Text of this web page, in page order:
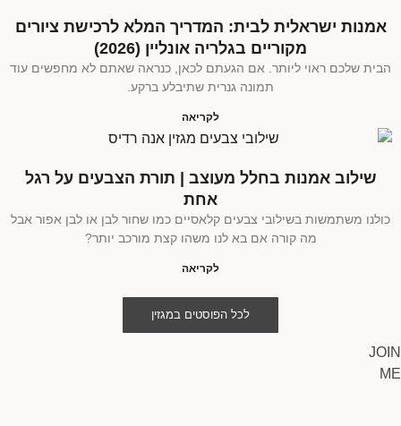
אמנות ישראלית לבית: המדריך המלא לרכישת ציורים
מקוריים בגלריה אונליין (2026)
הבית שלכם ראוי ליותר. אם הגעתם לכאן, כנראה שאתם לא מחפשים עוד
תמונה גנרית שתיבלע ברקע.
לקריאה
שילוב אמנות בחלל מעוצב | תורת הצבעים על רגל
אחת
כולנו משתמשות בשילובי צבעים קלאסיים כמו שחור לבן או לבן אפור אבל
מה קורה אם בא לנו משהו קצת מורכב יותר?
לקריאה
לכל הפוסטים במגזין
JOIN
ME